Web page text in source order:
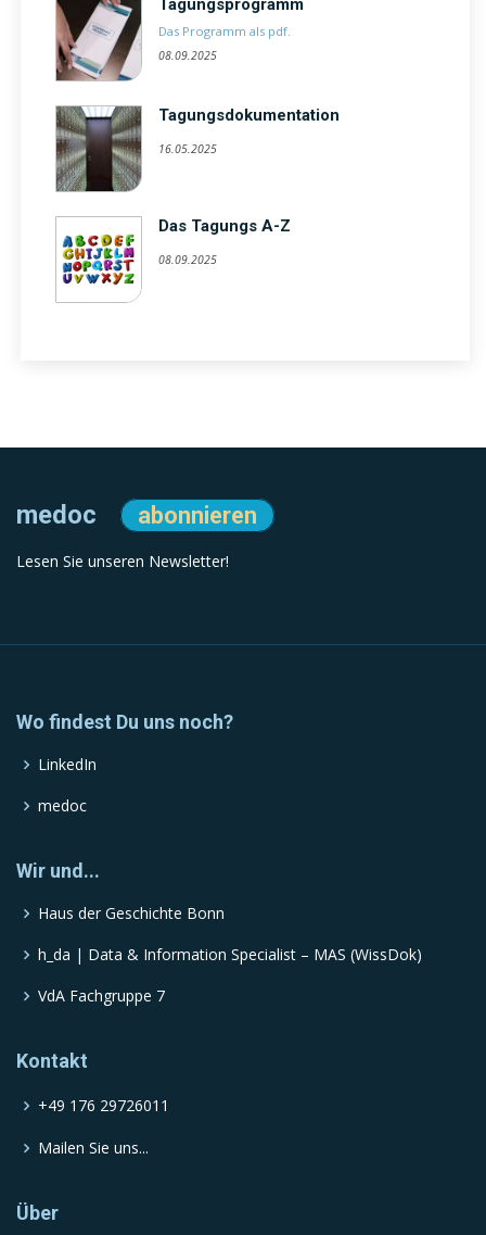
Tagungsprogramm
Das Programm als pdf.
08.09.2025
Tagungsdokumentation
16.05.2025
Das Tagungs A-Z
08.09.2025
medoc abonnieren
Lesen Sie unseren Newsletter!
Wo findest Du uns noch?
LinkedIn
medoc
Wir und...
Haus der Geschichte Bonn
h_da | Data & Information Specialist – MAS (WissDok)
VdA Fachgruppe 7
Kontakt
+49 176 29726011
Mailen Sie uns...
Über